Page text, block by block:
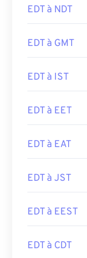
EDT à NDT
EDT à GMT
EDT à IST
EDT à EET
EDT à EAT
EDT à JST
EDT à EEST
EDT à CDT